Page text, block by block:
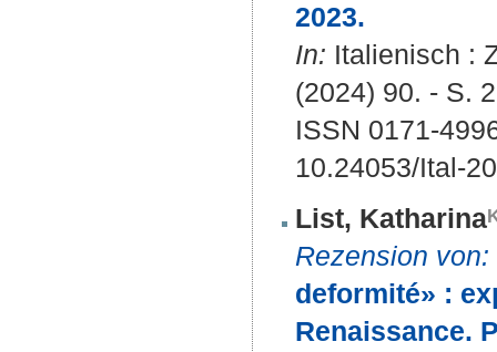
2023.
In: Italienisch :
(2024) 90. - S.
ISSN 0171-
10.24053/Ital-
List, Katharina
Rezension von:
deformité» :
Renaissance.